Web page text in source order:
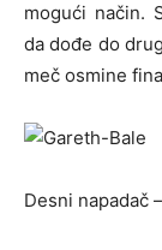
mogući način.
da dođe do
meč osmine
Desni napadač –